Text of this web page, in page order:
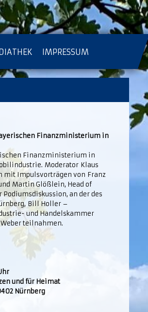
IMPRESSUM
Finanzministerium in
Finanzministerium in
Moderator Klaus
mit Impulsvorträgen von Franz
Martin Glößlein, Head of
Podiumsdiskussion, an der des
Bill Holler –
und Handelskammer
teilnahmen.
und für Heimat
Nürnberg